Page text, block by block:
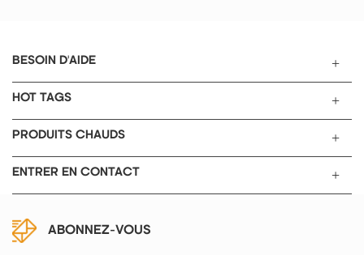
BESOIN D'AIDE
HOT TAGS
PRODUITS CHAUDS
ENTRER EN CONTACT
ABONNEZ-VOUS